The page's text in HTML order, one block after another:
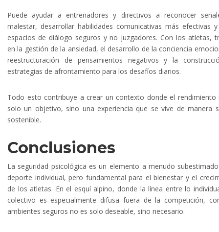
Puede ayudar a entrenadores y directivos a reconocer
malestar, desarrollar habilidades comunicativas más efectivas
espacios de diálogo seguros y no juzgadores. Con los atletas,
en la gestión de la ansiedad, el desarrollo de la conciencia
reestructuración de pensamientos negativos y la
estrategias de afrontamiento para los desafíos diarios.
Todo esto contribuye a crear un contexto donde el rendimiento
solo un objetivo, sino una experiencia que se vive de manera
sostenible.
Conclusiones
La seguridad psicológica es un elemento a menudo
deporte individual, pero fundamental para el bienestar y el
de los atletas. En el esquí alpino, donde la línea entre lo
colectivo es especialmente difusa fuera de la competición,
ambientes seguros no es solo deseable, sino necesario.